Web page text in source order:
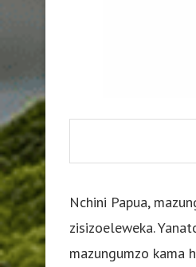
Nchini Papua,
zisizoeleweka.
mazungumzo kama